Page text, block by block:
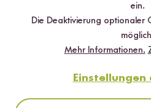
ein.
Die Deaktivierung optionaler
Mehr Informationen.
Einstellungen